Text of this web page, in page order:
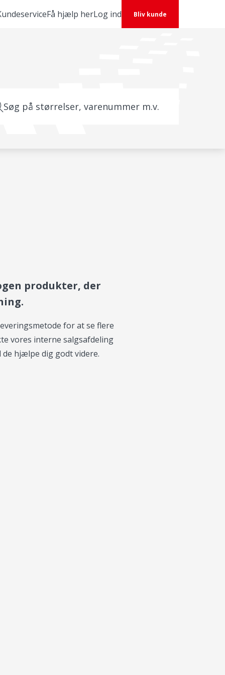
Få hjælp herLog ind Bliv kunde
Søg på størrelser, varenummer m.v.
produkter, der
for at se flere
vores interne salgsafdeling
de hjælpe dig godt videre.